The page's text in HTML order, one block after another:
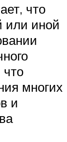
что
или иной
что
многих
и